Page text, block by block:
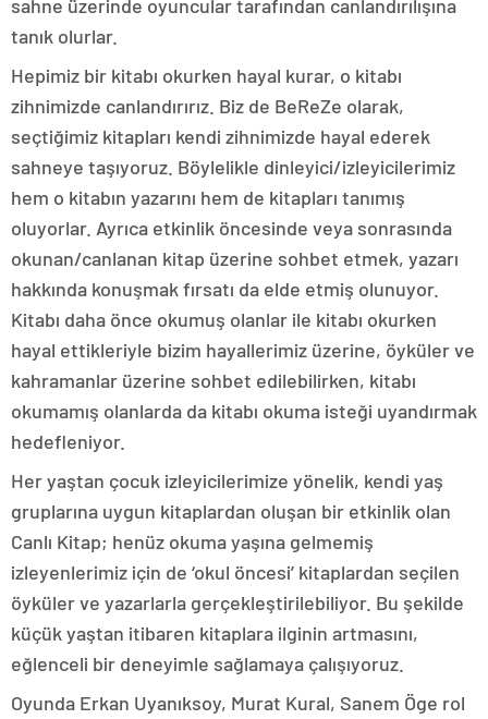
sahne üzerinde oyuncular tarafından canlandırılışına
tanık olurlar.
Hepimiz bir kitabı okurken hayal kurar, o kitabı
zihnimizde canlandırırız. Biz de BeReZe olarak,
seçtiğimiz kitapları kendi zihnimizde hayal ederek
sahneye taşıyoruz. Böylelikle dinleyici/izleyicilerimiz
hem o kitabın yazarını hem de kitapları tanımış
oluyorlar. Ayrıca etkinlik öncesinde veya sonrasında
okunan/canlanan kitap üzerine sohbet etmek, yazarı
hakkında konuşmak fırsatı da elde etmiş olunuyor.
Kitabı daha önce okumuş olanlar ile kitabı okurken
hayal ettikleriyle bizim hayallerimiz üzerine, öyküler ve
kahramanlar üzerine sohbet edilebilirken, kitabı
okumamış olanlarda da kitabı okuma isteği uyandırmak
hedefleniyor.
Her yaştan çocuk izleyicilerimize yönelik, kendi yaş
gruplarına uygun kitaplardan oluşan bir etkinlik olan
Canlı Kitap; henüz okuma yaşına gelmemiş
izleyenlerimiz için de ‘okul öncesi’ kitaplardan seçilen
öyküler ve yazarlarla gerçekleştirilebiliyor. Bu şekilde
küçük yaştan itibaren kitaplara ilginin artmasını,
eğlenceli bir deneyimle sağlamaya çalışıyoruz.
Oyunda Erkan Uyanıksoy, Murat Kural, Sanem Öge rol